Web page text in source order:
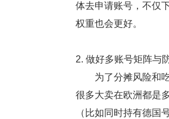
体去申请账号，不仅
权重也会更好。
2. 做好多账号矩阵与
为了分摊风险和吃
很多大卖在欧洲都是
（比如同时持有德国